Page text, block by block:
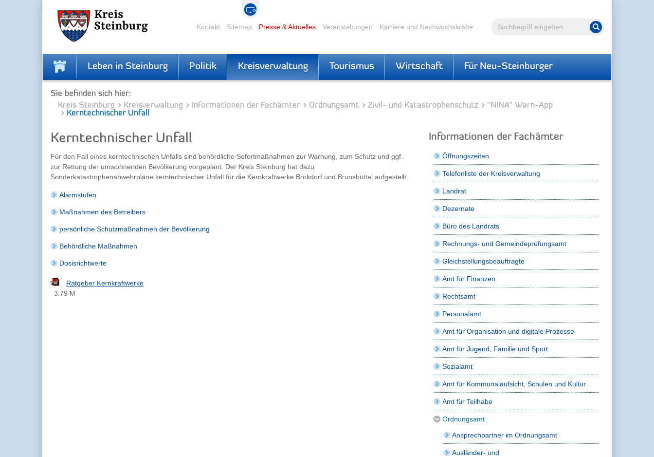
Volltextsuche Suche starten
Kontakt Sitemap Presse & Aktuelles Veranstaltungen Karriere und Nachwuchskräfte
Leben in Steinburg Politik Kreisverwaltung Tourismus Wirtschaft Für Neu-Steinburger
Sie befinden sich hier:
Kreis Steinburg
Kreisverwaltung Informationen der Fachämter Ordnungsamt Zivil- und Katastrophenschutz
"NINA" Warn-App
Kerntechnischer Unfall
Kerntechnischer Unfall
Für den Fall eines kerntechnischen Unfalls sind behördliche Sofortmaßnahmen zur Warnung, zum Schutz und ggf.
zur Rettung der umwohnenden Bevölkerung vorgeplant. Der Kreis Steinburg hat dazu
Sonderkatastrophenabwehrpläne kerntechnischer Unfall für die Kernkraftwerke Brokdorf und Brunsbüttel aufgestellt.
Alarmstufen
Maßnahmen des Betreibers
persönliche Schutzmaßnahmen der Bevölkerung
Behördliche Maßnahmen
Dosisrichtwerte
Ratgeber Kernkraftwerke
3.79 M
Informationen der Fachämter
Öffnungszeiten
Telefonliste der Kreisverwaltung
Landrat
Dezernate
Büro des Landrats
Rechnungs- und Gemeindeprüfungsamt
Gleichstellungsbeauftragte
Amt für Finanzen
Rechtsamt
Personalamt
Amt für Organisation und digitale Prozesse
Amt für Jugend, Familie und Sport
Sozialamt
Amt für Kommunalaufsicht, Schulen und Kultur
Amt für Teilhabe
Ordnungsamt
Ansprechpartner im Ordnungsamt
Ausländer- und